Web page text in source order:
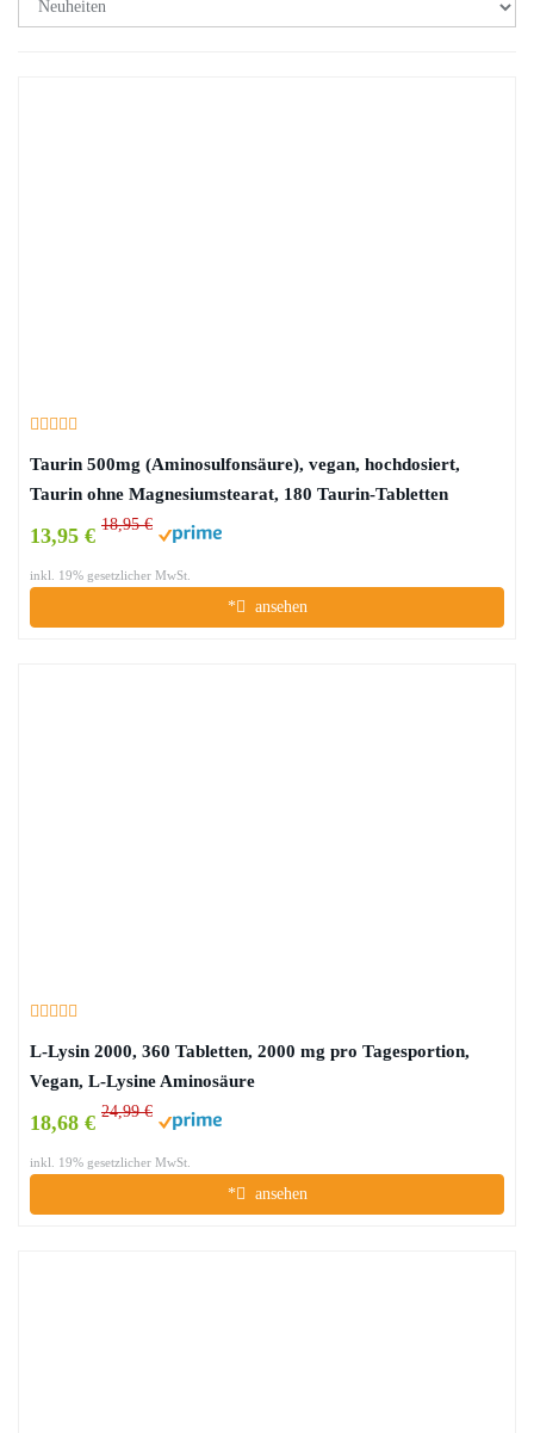
Taurin 500mg (Aminosulfonsäure), vegan, hochdosiert,
Taurin ohne Magnesiumstearat, 180 Taurin-Tabletten
13,95 € 18,95 €
inkl. 19% gesetzlicher MwSt.
* ansehen
L-Lysin 2000, 360 Tabletten, 2000 mg pro Tagesportion,
Vegan, L-Lysine Aminosäure
18,68 € 24,99 €
inkl. 19% gesetzlicher MwSt.
* ansehen